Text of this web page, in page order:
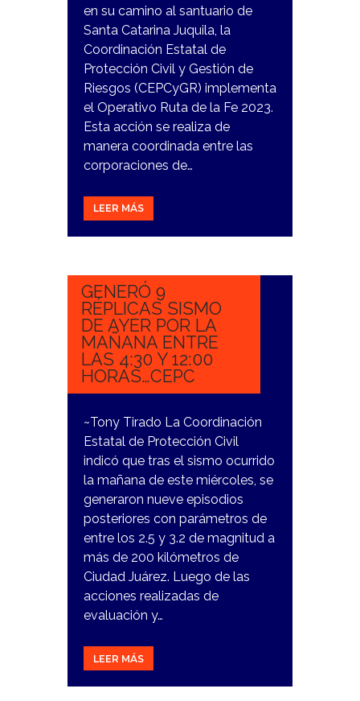
en su camino al santuario de
Santa Catarina Juquila, la
Coordinación Estatal de
Protección Civil y Gestión de
Riesgos (CEPCyGR) implementa
el Operativo Ruta de la Fe 2023.
Esta acción se realiza de
manera coordinada entre las
corporaciones de…
LEER MÁS
9
GENERÓ 9
RÉPLICAS SISMO
DE AYER POR LA
MAÑANA ENTRE
LAS 4:30 Y 12:00
HORAS…CEPC
~Tony Tirado La Coordinación
Estatal de Protección Civil
indicó que tras el sismo ocurrido
la mañana de este miércoles, se
generaron nueve episodios
posteriores con parámetros de
entre los 2.5 y 3.2 de magnitud a
más de 200 kilómetros de
Ciudad Juárez. Luego de las
acciones realizadas de
evaluación y…
LEER MÁS
7